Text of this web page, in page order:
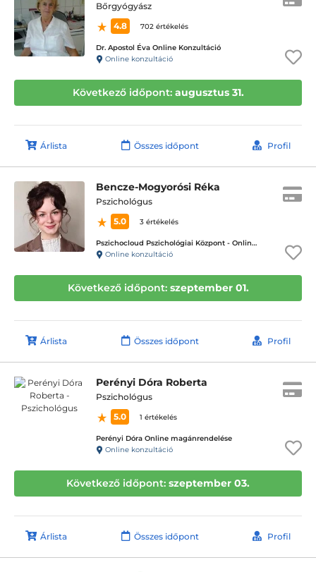
Bőrgyógyász
4.8
702 értékelés
Dr. Apostol Éva Online Konzultáció
Online konzultáció
Következő időpont: augusztus 31.
Árlista Összes időpont Profil
Bencze-Mogyorósi Réka
Pszichológus
5.0
3 értékelés
Pszichocloud Pszichológiai Központ - Online ügyfélfogadás
Online konzultáció
Következő időpont: szeptember 01.
Árlista Összes időpont Profil
Perényi Dóra Roberta
Pszichológus
5.0
1 értékelés
Perényi Dóra Online magánrendelése
Online konzultáció
Következő időpont: szeptember 03.
Árlista Összes időpont Profil